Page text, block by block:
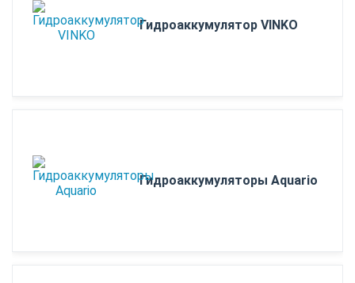
Гидроаккумулятор VINKO
Гидроаккумуляторы Aquario